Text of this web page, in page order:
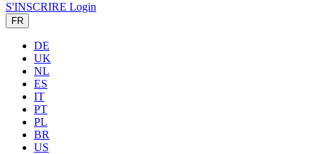
S'INSCRIRE Login
FR
DE
UK
NL
ES
IT
PT
PL
BR
US